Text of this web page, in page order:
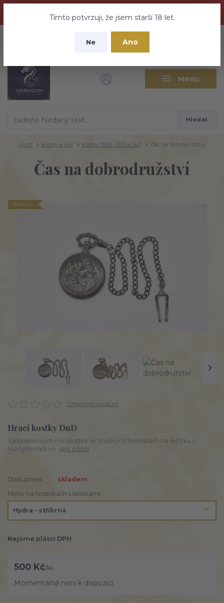
nebuďte vyděšeni zde najdete vše a ještě mnohem víc
Tímto potvrzuji, že jsem starší 18 let.
Ne Ano
Menu
CZK
Hledat
Úvod Kostky a Hry Kostky DnD , DrD a JaD Čas na dobrodružství
Čas na dobrodružství
Novinka
Ohodnotit produkt
Hrací kostky DnD
Sada kovových minikostek ve stylových hodinkách na řetízku s
různými motivy. celý popis
Dostupnost
skladem
Motiv na hodinkách s kostkami
Nejsme plátci DPH
500 Kč/ks
Momentálně není k dispozici